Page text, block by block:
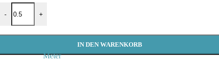
-
Savannah helles altrosa - Meterware Menge
+
Meter
IN DEN WARENKORB